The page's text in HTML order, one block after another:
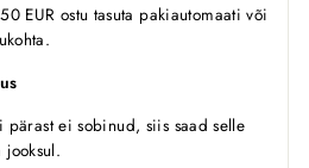
EUR ostu tasuta pakiautomaati või
ei sobinud, siis saad selle
jooksul.